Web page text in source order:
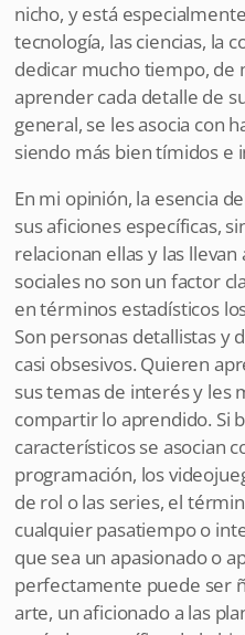
nicho, y está
tecnología, las ciencias, la
dedicar mucho tiempo, de
aprender cada detalle de
general, se les asocia con
siendo más bien tímidos e
En mi opinión, la esencia
sus aficiones específicas,
relacionan ellas y las
sociales no son un factor
en términos estadísticos
Son personas detallistas y
casi obsesivos. Quieren
sus temas de interés y les
compartir lo aprendido. Si
característicos se asocian
programación, los
de rol o las series, el
cualquier pasatiempo o
que sea un apasionado o
perfectamente puede ser
arte, un aficionado a las